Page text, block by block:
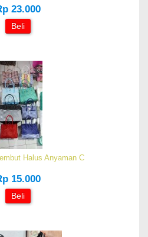
23.000
Beli
Halus Anyaman C
15.000
Beli